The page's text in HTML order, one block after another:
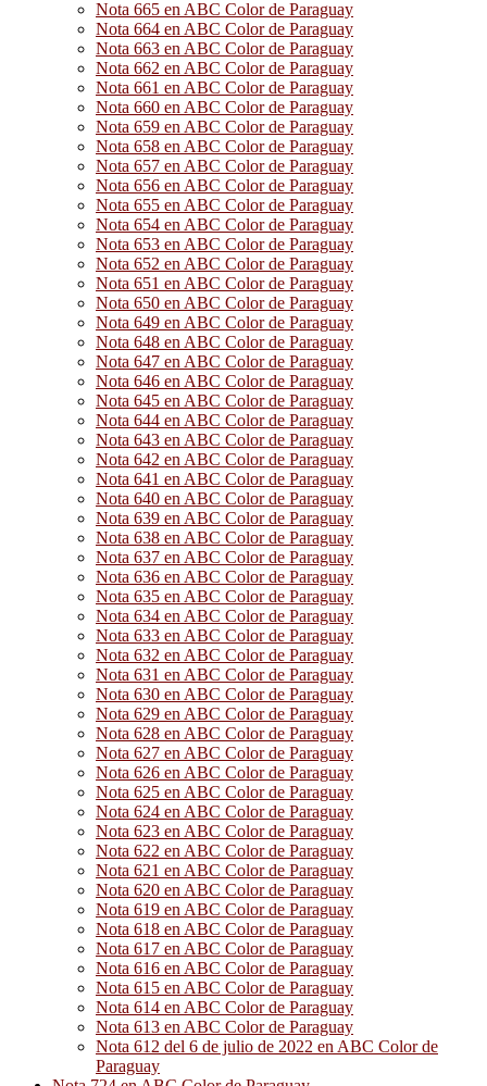
Nota 665 en ABC Color de Paraguay
Nota 664 en ABC Color de Paraguay
Nota 663 en ABC Color de Paraguay
Nota 662 en ABC Color de Paraguay
Nota 661 en ABC Color de Paraguay
Nota 660 en ABC Color de Paraguay
Nota 659 en ABC Color de Paraguay
Nota 658 en ABC Color de Paraguay
Nota 657 en ABC Color de Paraguay
Nota 656 en ABC Color de Paraguay
Nota 655 en ABC Color de Paraguay
Nota 654 en ABC Color de Paraguay
Nota 653 en ABC Color de Paraguay
Nota 652 en ABC Color de Paraguay
Nota 651 en ABC Color de Paraguay
Nota 650 en ABC Color de Paraguay
Nota 649 en ABC Color de Paraguay
Nota 648 en ABC Color de Paraguay
Nota 647 en ABC Color de Paraguay
Nota 646 en ABC Color de Paraguay
Nota 645 en ABC Color de Paraguay
Nota 644 en ABC Color de Paraguay
Nota 643 en ABC Color de Paraguay
Nota 642 en ABC Color de Paraguay
Nota 641 en ABC Color de Paraguay
Nota 640 en ABC Color de Paraguay
Nota 639 en ABC Color de Paraguay
Nota 638 en ABC Color de Paraguay
Nota 637 en ABC Color de Paraguay
Nota 636 en ABC Color de Paraguay
Nota 635 en ABC Color de Paraguay
Nota 634 en ABC Color de Paraguay
Nota 633 en ABC Color de Paraguay
Nota 632 en ABC Color de Paraguay
Nota 631 en ABC Color de Paraguay
Nota 630 en ABC Color de Paraguay
Nota 629 en ABC Color de Paraguay
Nota 628 en ABC Color de Paraguay
Nota 627 en ABC Color de Paraguay
Nota 626 en ABC Color de Paraguay
Nota 625 en ABC Color de Paraguay
Nota 624 en ABC Color de Paraguay
Nota 623 en ABC Color de Paraguay
Nota 622 en ABC Color de Paraguay
Nota 621 en ABC Color de Paraguay
Nota 620 en ABC Color de Paraguay
Nota 619 en ABC Color de Paraguay
Nota 618 en ABC Color de Paraguay
Nota 617 en ABC Color de Paraguay
Nota 616 en ABC Color de Paraguay
Nota 615 en ABC Color de Paraguay
Nota 614 en ABC Color de Paraguay
Nota 613 en ABC Color de Paraguay
Nota 612 del 6 de julio de 2022 en ABC Color de
Paraguay